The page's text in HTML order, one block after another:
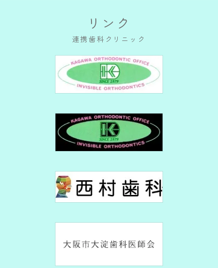
連携歯科クリニック
リンク